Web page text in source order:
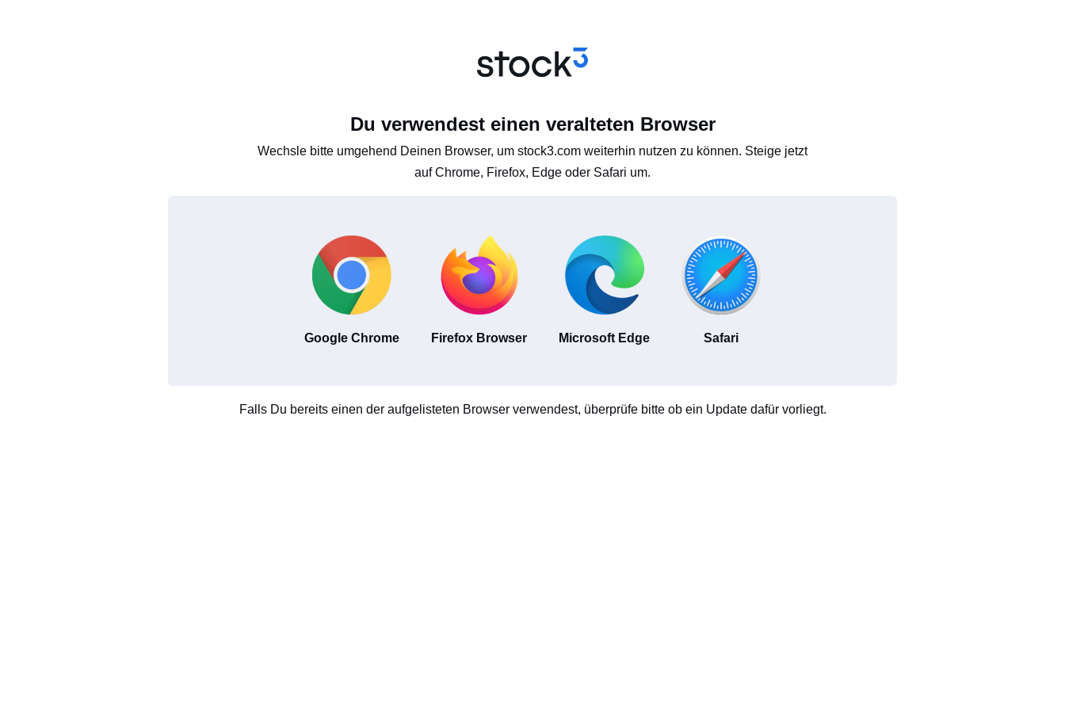
Du verwendest einen veralteten Browser
Wechsle bitte umgehend Deinen Browser, um stock3.com weiterhin nutzen zu können. Steige jetzt
auf Chrome, Firefox, Edge oder Safari um.
Google Chrome Firefox Browser Microsoft Edge Safari
Falls Du bereits einen der aufgelisteten Browser verwendest, überprüfe bitte ob ein Update dafür vorliegt.